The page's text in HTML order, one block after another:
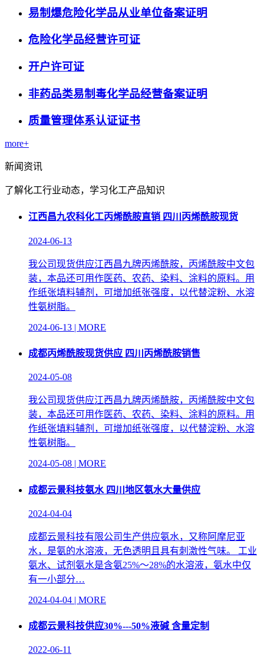
易制爆危险化学品从业单位备案证明
危险化学品经营许可证
开户许可证
非药品类易制毒化学品经营备案证明
质量管理体系认证证书
more+
新闻资讯
了解化工行业动态，学习化工产品知识
江西昌九农科化工丙烯酰胺直销 四川丙烯酰胺现货
2024-06-13
我公司现货供应江西昌九牌丙烯酰胺，丙烯酰胺中文包
装，本品还可用作医药、农药、染料、涂料的原料。用
作纸张填料辅剂，可增加纸张强度，以代替淀粉、水溶
性氨树脂。
2024-06-13 | MORE
成都丙烯酰胺现货供应 四川丙烯酰胺销售
2024-05-08
我公司现货供应江西昌九牌丙烯酰胺，丙烯酰胺中文包
装，本品还可用作医药、农药、染料、涂料的原料。用
作纸张填料辅剂，可增加纸张强度，以代替淀粉、水溶
性氨树脂。
2024-05-08 | MORE
成都云景科技氨水 四川地区氨水大量供应
2024-04-04
成都云景科技有限公司生产供应氨水，又称阿摩尼亚
水，是氨的水溶液，无色透明且具有刺激性气味。 工业
氨水、试剂氨水是含氨25%～28%的水溶液，氨水中仅
有一小部分…
2024-04-04 | MORE
成都云景科技供应30%---50%液碱 含量定制
2022-06-11